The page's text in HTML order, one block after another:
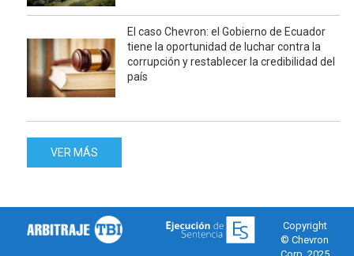
El caso Chevron: el Gobierno de Ecuador
tiene la oportunidad de luchar contra la
corrupción y restablecer la credibilidad del
país
VER MÁS
Copyright
© Chevron